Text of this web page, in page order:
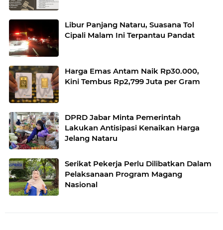
Libur Panjang Nataru, Suasana Tol
Cipali Malam Ini Terpantau Pandat
Harga Emas Antam Naik Rp30.000,
Kini Tembus Rp2,799 Juta per Gram
DPRD Jabar Minta Pemerintah
Lakukan Antisipasi Kenaikan Harga
Jelang Nataru
Serikat Pekerja Perlu Dilibatkan Dalam
Pelaksanaan Program Magang
Nasional